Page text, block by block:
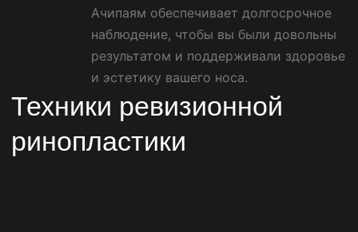
Ачипаям обеспечивает долгосрочное
наблюдение, чтобы вы были довольны
результатом и поддерживали здоровье
и эстетику вашего носа.
Техники ревизионной
ринопластики